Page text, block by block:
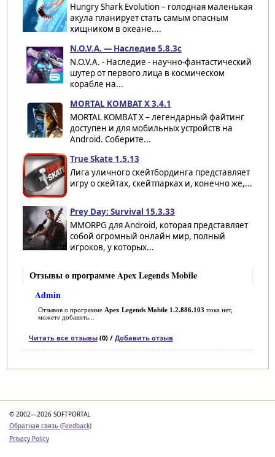
Hungry Shark Evolution – голодная маленькая
акула планирует стать самым опасным
хищником в океане....
N.O.V.A. — Наследие 5.8.3c
N.O.V.A. - Наследие - научно-фантастический
шутер от первого лица в космическом
корабле на...
MORTAL KOMBAT X 3.4.1
MORTAL KOMBAT X – легендарный файтинг
доступен и для мобильных устройств на
Android. Соберите...
True Skate 1.5.13
Лига уличного скейтбординга представляет
игру о скейтах, скейтпарках и, конечно же,...
Prey Day: Survival 15.3.33
MMORPG для Android, которая представляет
собой огромный онлайн мир, полный
игроков, у которых...
Отзывы о программе Apex Legends Mobile
Admin
Отзывов о программе Apex Legends Mobile 1.2.886.103 пока нет,
можете добавить...
Читать все отзывы(0) / Добавить отзыв
© 2002—2026 SOFTPORTAL
Обратная связь (Feedback)
Privacy Policy